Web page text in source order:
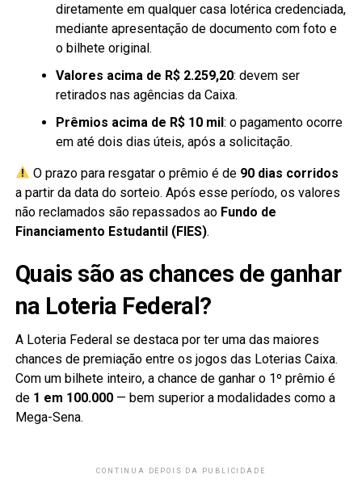
diretamente em qualquer casa lotérica credenciada,
mediante apresentação de documento com foto e
o bilhete original.
Valores acima de R$ 2.259,20: devem ser
retirados nas agências da Caixa.
Prêmios acima de R$ 10 mil: o pagamento ocorre
em até dois dias úteis, após a solicitação.
O prazo para resgatar o prêmio é de 90 dias corridos
a partir da data do sorteio. Após esse período, os valores
não reclamados são repassados ao Fundo de
Financiamento Estudantil (FIES).
Quais são as chances de ganhar
na Loteria Federal?
A Loteria Federal se destaca por ter uma das maiores
chances de premiação entre os jogos das Loterias Caixa.
Com um bilhete inteiro, a chance de ganhar o 1º prêmio é
de 1 em 100.000— bem superior a modalidades como a
Mega-Sena.
CONTINUA DEPOIS DA PUBLICIDADE